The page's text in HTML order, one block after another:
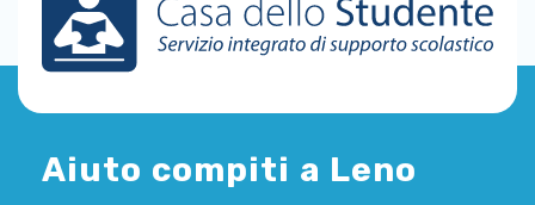
Aiuto compiti a Leno